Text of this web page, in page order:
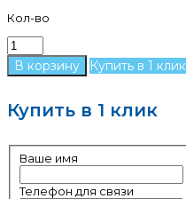
Кол-во
Купить в 1 клик
Купить в 1 клик
Ваше имя
Телефон для связи